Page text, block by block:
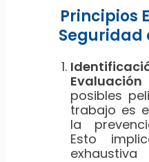
Principios
Seguridad
posibles
trabajo es
la
Esto